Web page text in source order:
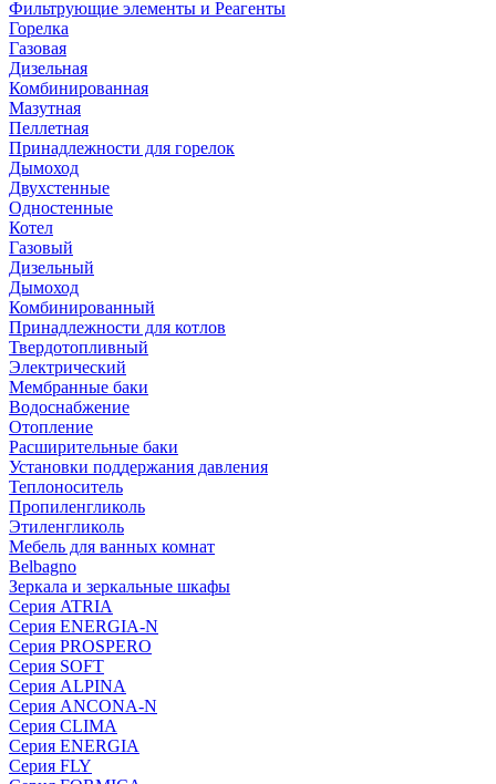
Фильтрующие элементы и Реагенты
Горелка
Газовая
Дизельная
Комбинированная
Мазутная
Пеллетная
Принадлежности для горелок
Дымоход
Двухстенные
Одностенные
Котел
Газовый
Дизельный
Дымоход
Комбинированный
Принадлежности для котлов
Твердотопливный
Электрический
Мембранные баки
Водоснабжение
Отопление
Расширительные баки
Установки поддержания давления
Теплоноситель
Пропиленгликоль
Этиленгликоль
Мебель для ванных комнат
Belbagno
Зеркала и зеркальные шкафы
Серия ATRIA
Серия ENERGIA-N
Серия PROSPERO
Серия SOFT
Серия ALPINA
Серия ANCONA-N
Серия CLIMA
Серия ENERGIA
Серия FLY